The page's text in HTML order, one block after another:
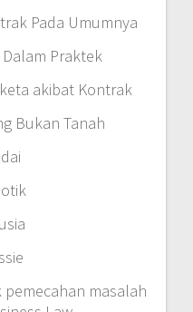
Pada Umumnya
Praktek
akibat Kontrak
Bukan Tanah
masalah